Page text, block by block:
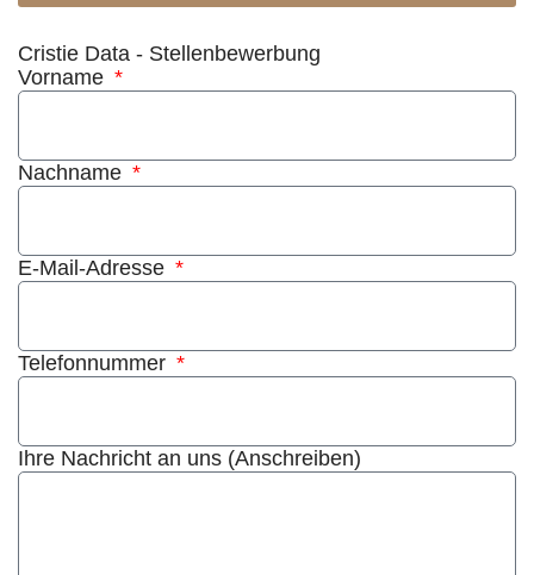
Cristie Data - Stellenbewerbung
Vorname
Nachname
E-Mail-Adresse
Telefonnummer
Ihre Nachricht an uns (Anschreiben)